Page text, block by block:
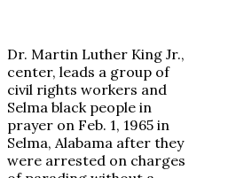
Dr. Martin Luther King Jr.,
center, leads a group of
civil rights workers and
Selma black people in
prayer on Feb. 1, 1965 in
Selma, Alabama after they
were arrested on charges